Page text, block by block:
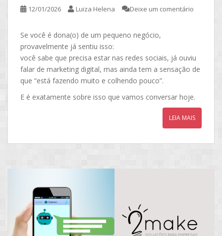
12/01/2026 Luiza Helena Deixe um comentário
Se você é dona(o) de um pequeno negócio,
provavelmente já sentiu isso:
você sabe que precisa estar nas redes sociais, já ouviu
falar de marketing digital, mas ainda tem a sensação de
que “está fazendo muito e colhendo pouco”.
E é exatamente sobre isso que vamos conversar hoje.
LEIA MAIS